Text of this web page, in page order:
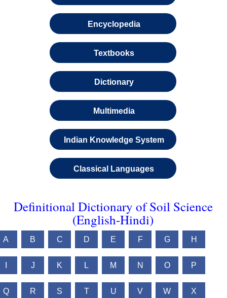
Encyclopedia
Textbooks
Dictionary
Multimedia
Indian Knowledge System
Classical Languages
Definitional Dictionary of Soil Science
(English-Hindi)
A B C D E F G H
J K L M N O P
Q R S T U V W X